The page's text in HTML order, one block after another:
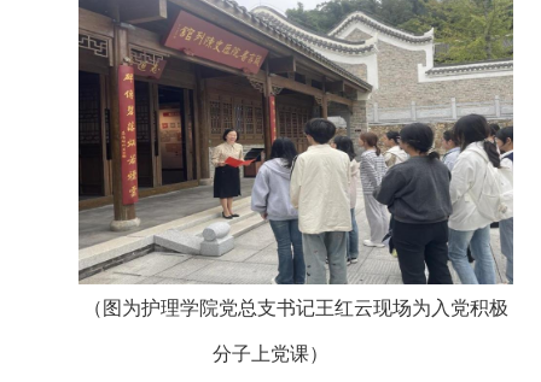
（图为护理学院党总支书记王红云现场为入党积极
分子上党课）